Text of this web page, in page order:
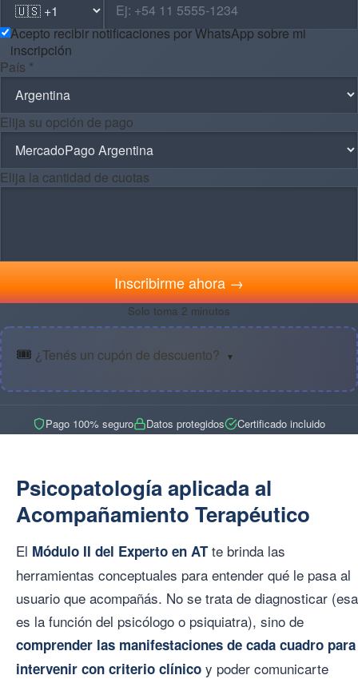
Acepto recibir notificaciones por WhatsApp sobre mi
inscripción
País *
Elija su opción de pago
Elija la cantidad de cuotas
Inscribirme ahora →
Solo toma 2 minutos
🎟️ ¿Tenés un cupón de descuento? ▼
Pago 100% seguro Datos protegidos Certificado incluido
Psicopatología aplicada al
Acompañamiento Terapéutico
El Módulo II del Experto en ATte brinda las
herramientas conceptuales para entender qué le pasa al
usuario que acompañás. No se trata de diagnosticar (esa
es la función del psicólogo o psiquiatra), sino de
comprender las manifestaciones de cada cuadro para
intervenir con criterio clínico y poder comunicarte